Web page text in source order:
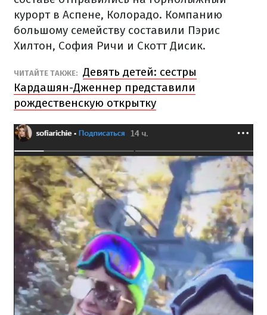
курорт в Аспене, Колорадо. Компанию
большому семейству составили Пэрис
Хилтон, София Ричи и Скотт Дисик.
ЧИТАЙТЕ ТАКЖЕ: Девять детей: сестры
Кардашян-Дженнер представили
рождественскую открытку